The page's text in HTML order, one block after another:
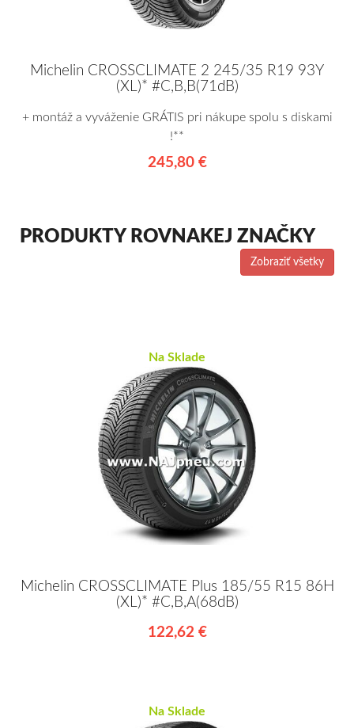
Michelin CROSSCLIMATE 2 245/35 R19 93Y
(XL)* #C,B,B(71dB)
+ montáž a vyváženie GRÁTIS pri nákupe spolu s diskami
!**
245,80 €
PRODUKTY ROVNAKEJ ZNAČKY
Zobraziť všetky
Na Sklade
Michelin CROSSCLIMATE Plus 185/55 R15 86H
(XL)* #C,B,A(68dB)
122,62 €
Na Sklade